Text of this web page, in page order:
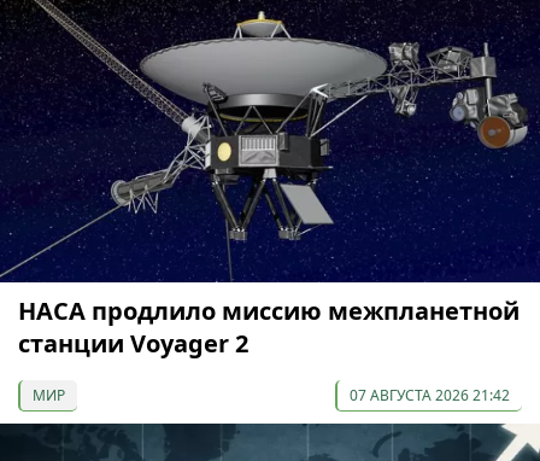
НАСА продлило миссию межпланетной
станции Voyager 2
МИР 07 АВГУСТА 2026 21:42